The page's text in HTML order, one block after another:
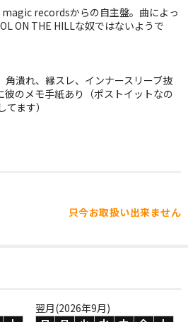
recordsからの自主盤。曲によっ
ON THE HILLな奴ではないようで
角潰れ、縁スレ、インナースリーブ抜
彼のメモ手紙あり（ポストイットなの
ます）
只今お取扱い出来ません
翌月(2026年9月)